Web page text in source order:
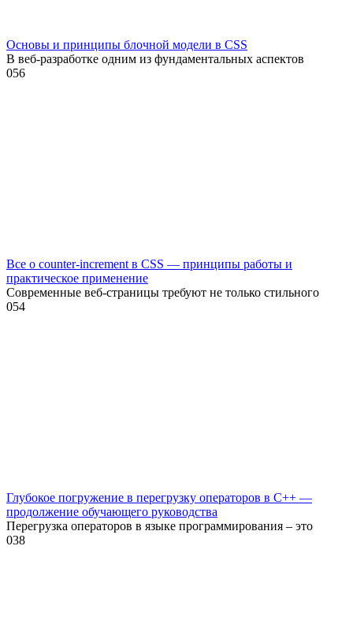
Основы и принципы блочной модели в CSS
В веб-разработке одним из фундаментальных аспектов
056
Все о counter-increment в CSS — принципы работы и
практическое применение
Современные веб-страницы требуют не только стильного
054
Глубокое погружение в перегрузку операторов в C++ —
продолжение обучающего руководства
Перегрузка операторов в языке программирования – это
038